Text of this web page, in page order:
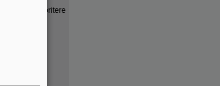
op om at prioritere